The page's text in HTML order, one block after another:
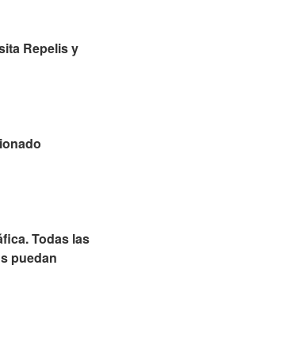
Repelis y
Todas las
puedan